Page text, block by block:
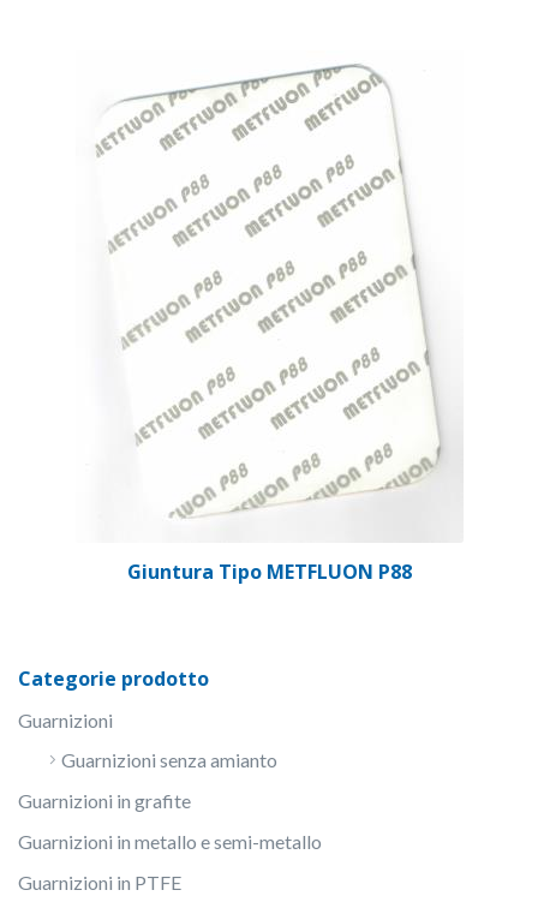
Giuntura Tipo METFLUON P88
Categorie prodotto
Guarnizioni
Guarnizioni senza amianto
Guarnizioni in grafite
Guarnizioni in metallo e semi-metallo
Guarnizioni in PTFE